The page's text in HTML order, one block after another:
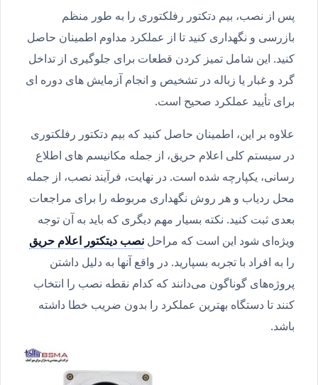
پس از نصب، بیم دتکتور رفلکتوری را به طور منظم
بازرسی و نگهداری کنید تا از عملکرد مداوم اطمینان حاصل
کنید. این شامل تمیز کردن قطعات برای جلوگیری از تداخل
گرد و غبار یا زباله در تشخیص و انجام آزمایش های دوره ای
برای تأیید عملکرد صحیح است.
علاوه بر این، اطمینان حاصل کنید که بیم دتکتور رفلکتوری
در سیستم کلی اعلام حریق، از جمله مکانیسم های اطلاع
رسانی، یکپارچه شده است. در نهایت، فرآیند نصب، از جمله
محل ردیاب و هر روش نگهداری مربوطه را برای مراجعات
بعدی ثبت کنید. نکته بسیار مهم دیگری که باید به آن توجه
ویژه‌ای شود این است که مراحل نصب دیتکتور اعلام حریق
را به افراد با تجربه بسپارید. در واقع آنها به دلیل داشتن
پروژه‌های گوناگون می‌دانند که کدام نقطه نصب را انتخاب
کنند تا دستگاه بهترین عملکرد را بدون ضریب خطا داشته
باشد.